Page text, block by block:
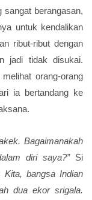
sangat berangasan,
untuk kendalikan
ribut-ribut dengan
jadi tidak disukai.
orang-orang
ia bertandang ke
Bagaimanakah
diri saya?”Si
Kita, bangsa Indian
dua ekor srigala.